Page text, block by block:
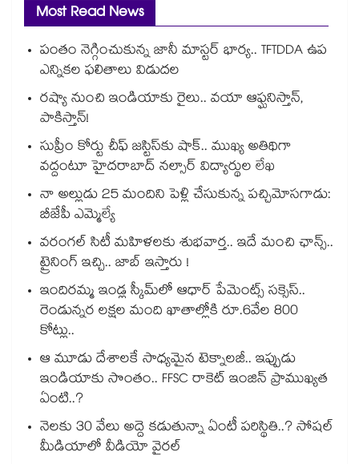
Most Read News
పంతం నెగ్గించుకున్న జానీ మాస్టర్ భార్య.. TFTDDA ఉప
ఎన్నికల ఫలితాలు విడుదల
రష్యా నుంచి ఇండియాకు రైలు.. వయా ఆఫ్ఘనిస్తాన్,
పాకిస్తాన్!
సుప్రీం కోర్టు చీఫ్ జస్టిస్⁭కు షాక్.. ముఖ్య అతిథిగా
వద్దంటూ హైదరాబాద్ నల్సార్ విద్యార్థుల లేఖ
నా అల్లుడు 25 మందిని పెళ్లి చేసుకున్న పచ్చిమోసగాడు:
బీజేపీ ఎమ్మెల్యే
వరంగల్ సిటీ మహిళలకు శుభవార్త.. ఇదే మంచి ఛాన్స్..
ట్రైనింగ్ ఇచ్చి.. జాబ్ ఇస్తారు !
ఇందిరమ్మ ఇండ్ల స్కీమ్‌‌‌‌‌‌‌‌లో ఆధార్ పేమెంట్స్ సక్సెస్..
రెండున్నర లక్షల మంది ఖాతాల్లోకి రూ.6వేల 800
కోట్లు..
ఆ మూడు దేశాలకే సాధ్యమైన టెక్నాలజీ.. ఇప్పుడు
ఇండియాకు సొంతం.. FFSC రాకెట్ ఇంజిన్ ప్రాముఖ్యత
ఏంటి..?
నెలకు 30 వేలు అద్దె కడుతున్నా ఏంటీ పరిస్థితి..? సోషల్
మీడియాలో వీడియో వైరల్